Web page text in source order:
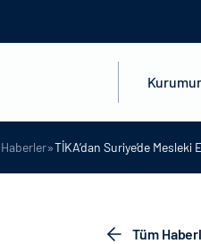
Haberler»TİKA’dan Suriye’de Mesleki
Tüm